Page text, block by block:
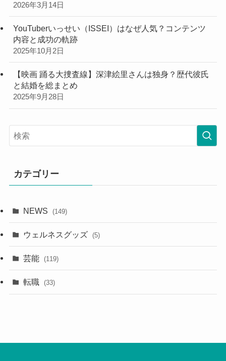
2026年3月14日
YouTuberいっせい（ISSEI）はなぜ人気？コンテンツ
内容と成功の軌跡
2025年10月2日
【映画 踊る大捜査線】深津絵里さんは独身？歴代彼氏
と結婚を総まとめ
2025年9月28日
カテゴリー
NEWS (149)
ウェルネスグッズ (5)
芸能 (119)
転職 (33)